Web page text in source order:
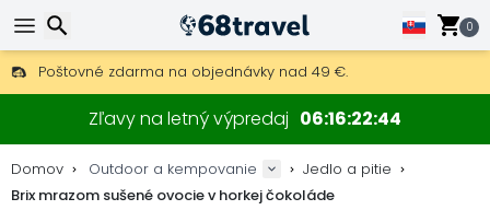
0
Poštovné zdarma na objednávky nad 49 €.
30 dní na vrátenie, 90 dní na drevené mapy a dekorácie.
Najlepšie ceny na outdoor vybavenie a doplnky.
Zľavy na letný výpredaj 06 16 22 44
Domov Outdoor a kempovanie
Jedlo a pitie
Brix mrazom sušené ovocie v horkej čokoláde
Hľadať